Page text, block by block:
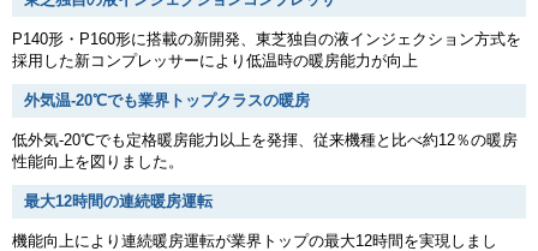
P140形・P160形に搭載の新開発、東芝独自の液インジェクション方式を
採用した新コンプレッサーにより低温時の暖房能力が向上
外気温-20℃でも業界トップクラスの暖房
低外気-20℃でも定格暖房能力以上を発揮、従来機種と比べ約12％の暖房
性能向上を図りました。
最大12時間の連続暖房運転
機能向上により連続暖房運転が業界トップの最大12時間を実現しまし